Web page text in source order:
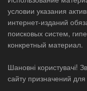
условии указания
интернет-изданий
поисковых систем,
конкретный материал.
Шановні користувачі!
сайту призначений для